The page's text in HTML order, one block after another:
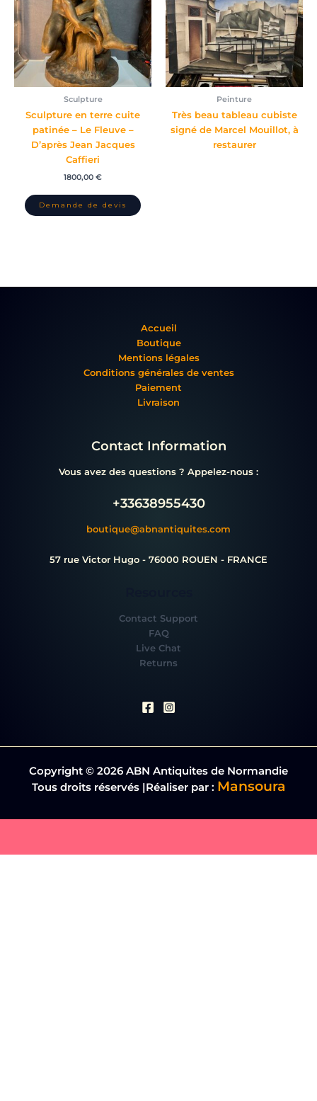
Sculpture
Sculpture en terre cuite
patinée – Le Fleuve –
D’après Jean Jacques
Caffieri
1800,00 €
Peinture
Très beau tableau cubiste
signé de Marcel Mouillot, à
restaurer
Accueil
Boutique
Mentions légales
Conditions générales de ventes
Paiement
Livraison
Contact Information
Vous avez des questions ? Appelez-nous :
+33638955430
boutique@abnantiquites.com
57 rue Victor Hugo - 76000 ROUEN - FRANCE
Contact Support
FAQ
Live Chat
Returns
Copyright © 2026 ABN Antiquites de Normandie
Tous droits réservés |Réaliser par : Mansoura